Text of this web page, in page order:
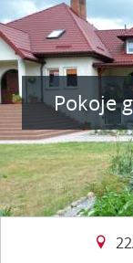
Pokoje